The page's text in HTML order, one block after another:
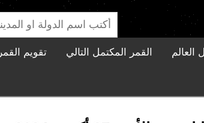
العالم القمر المكتمل التالي تقويم القمر